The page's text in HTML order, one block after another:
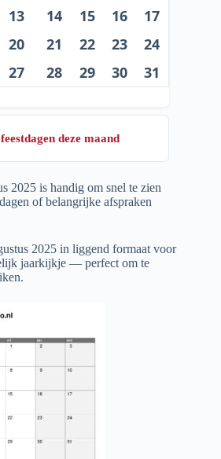
13 14 15 16
17
20 21 22 23
24
27 28 29 30 31
deze maand
2025 is handig om snel te zien
of belangrijke afspraken
2025 in liggend formaat voor
jaarkijkje — perfect om te